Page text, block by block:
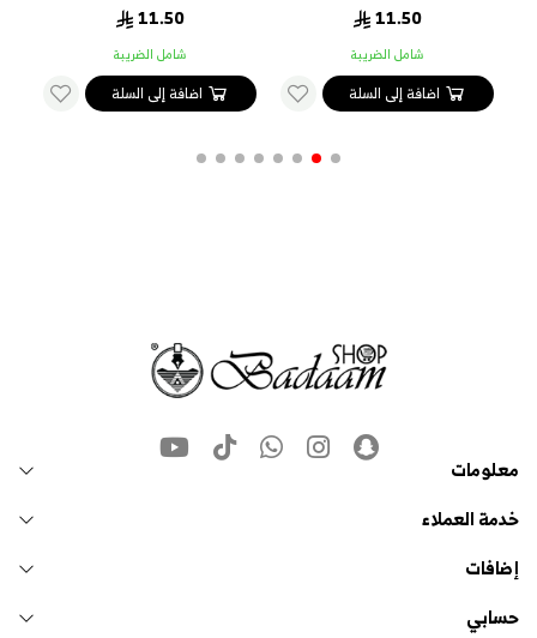
11.50
شامل الضريبة
اضافة إلى السلة
11.50
شامل الضريبة
اضافة إلى السلة
معلومات
خدمة العملاء
إضافات
حسابي